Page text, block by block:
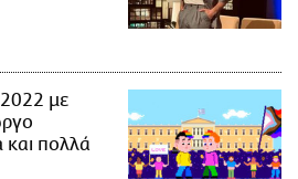
με
και πολλά